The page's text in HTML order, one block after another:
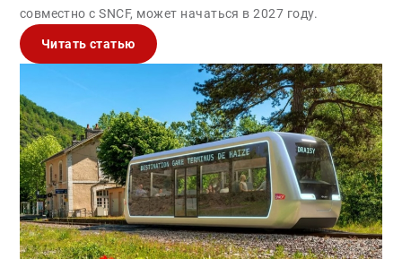
совместно с SNCF, может начаться в 2027 году.
Читать статью